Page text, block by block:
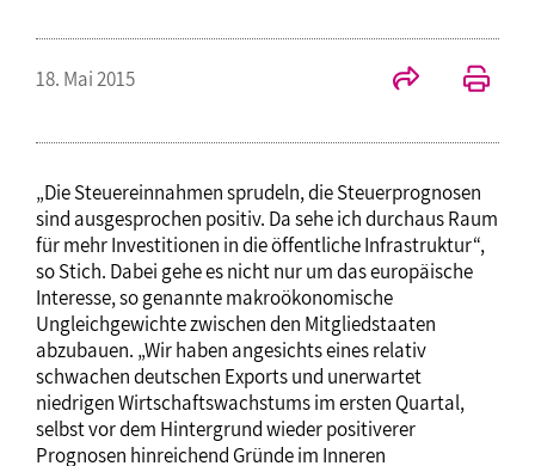
18. Mai 2015
„Die Steuereinnahmen sprudeln, die Steuerprognosen
sind ausgesprochen positiv. Da sehe ich durchaus Raum
für mehr Investitionen in die öffentliche Infrastruktur“,
so Stich. Dabei gehe es nicht nur um das europäische
Interesse, so genannte makroökonomische
Ungleichgewichte zwischen den Mitgliedstaaten
abzubauen. „Wir haben angesichts eines relativ
schwachen deutschen Exports und unerwartet
niedrigen Wirtschaftswachstums im ersten Quartal,
selbst vor dem Hintergrund wieder positiverer
Prognosen hinreichend Gründe im Inneren